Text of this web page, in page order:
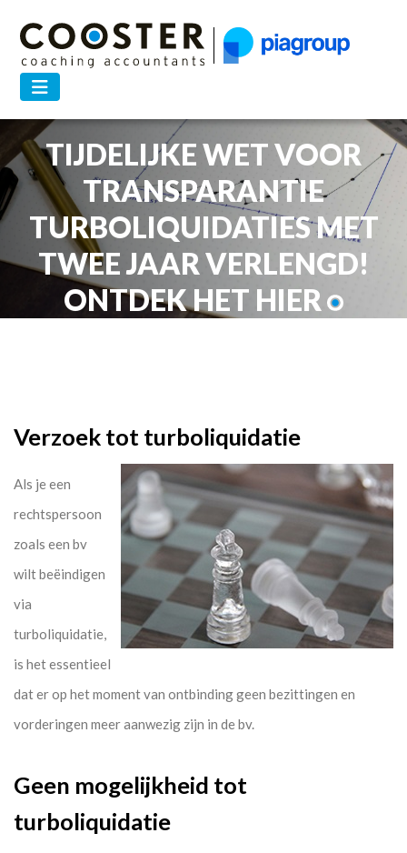
TIJDELIJKE WET VOOR
TRANSPARANTIE
TURBOLIQUIDATIES MET
TWEE JAAR VERLENGD!
ONTDEK HET HIER
Verzoek tot turboliquidatie
Als je een
rechtspersoon
zoals een bv
wilt beëindigen
via
turboliquidatie,
is het essentieel
dat er op het moment van ontbinding geen bezittingen en
vorderingen meer aanwezig zijn in de bv.
Geen mogelijkheid tot
turboliquidatie